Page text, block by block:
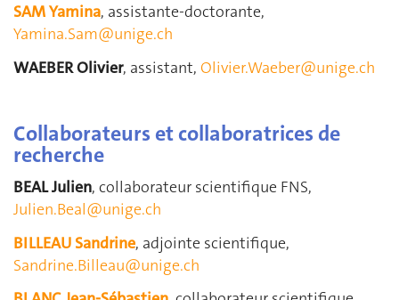
SAM Yamina, assistante-doctorante,
Yamina.Sam@unige.ch
WAEBER Olivier, assistant, Olivier.Waeber@unige.ch
Collaborateurs et collaboratrices de
recherche
BEAL Julien, collaborateur scientifique FNS,
Julien.Beal@unige.ch
BILLEAU Sandrine, adjointe scientifique,
Sandrine.Billeau@unige.ch